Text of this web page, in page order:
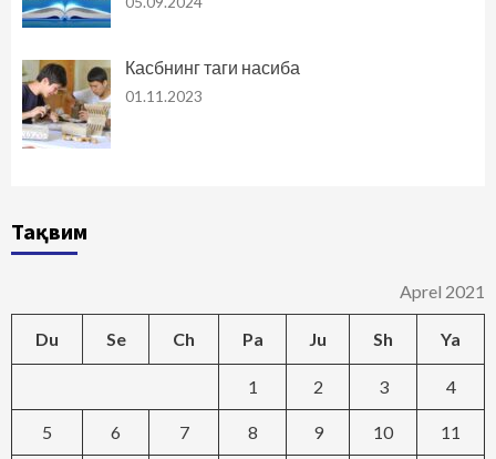
Касбнинг таги насиба
01.11.2023
Тақвим
Aprel 2021
Du Se Ch Pa Ju Sh Ya
1 2 3 4
5 6 7 8 9 10 11